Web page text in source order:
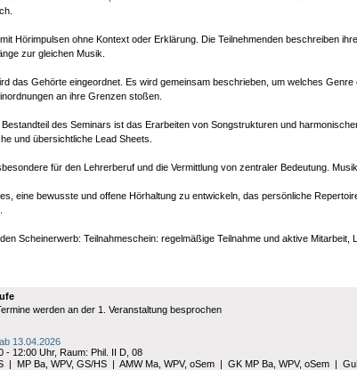
Hörimpulsen ohne Kontext oder Erklärung. Die Teilnehmenden beschreiben
zur gleichen Musik.
das Gehörte eingeordnet. Es wird gemeinsam beschrieben, um welches
an ihre Grenzen stoßen.
des Seminars ist das Erarbeiten von Songstrukturen und
und übersichtliche Lead Sheets.
für den Lehrerberuf und die Vermittlung von zentraler Bedeutung.
eine bewusste und offene Hörhaltung zu entwickeln, das persönliche
Scheinerwerb: Teilnahmeschein: regelmäßige Teilnahme und aktive Mitarbeit,
werden an der 1. Veranstaltung besprochen
13.04.2026
- 12:00 Uhr, Raum: Phil. II D, 08
| MP Ba, WPV, GS/HS | AMW Ma, WPV, oSem | GK MP Ba, WPV, oSem |